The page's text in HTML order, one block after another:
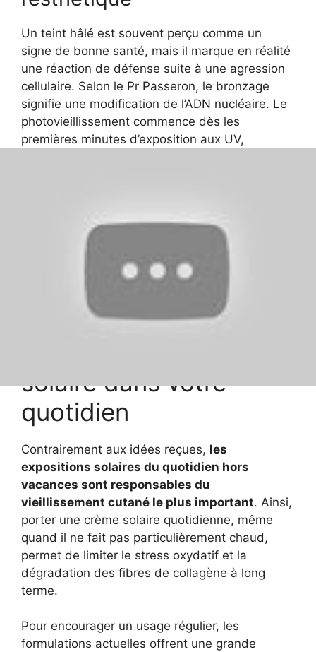
Un teint hâlé est souvent perçu comme un
signe de bonne santé, mais il marque en réalité
une réaction de défense suite à une agression
cellulaire. Selon le Pr Passeron, le bronzage
signifie une modification de l’ADN nucléaire. Le
photovieillissement commence dès les
premières minutes d’exposition aux UV,
bronzage intensif est un geste de prévention
essentiel, car il prévient également l’apparition
de cancers cutanés, conséquence grave
d’expositions répétées ou mal protégées.
Conseils pratiques pour
solaire dans votre
quotidien
Contrairement aux idées reçues, les
expositions solaires du quotidien hors
vacances sont responsables du
vieillissement cutané le plus important. Ainsi,
porter une crème solaire quotidienne, même
quand il ne fait pas particulièrement chaud,
permet de limiter le stress oxydatif et la
dégradation des fibres de collagène à long
terme.
Pour encourager un usage régulier, les
formulations actuelles offrent une grande